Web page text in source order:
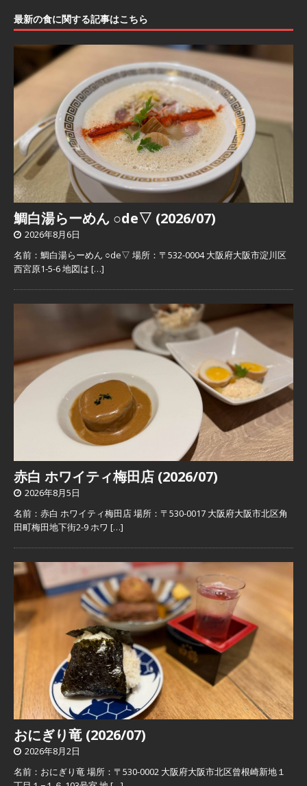
最新の食に関する記事はこちら
鯛白湯らーめん ○de▽ (2026/07)
2026年8月6日
名前：鯛白湯らーめん ○de▽ 場所：〒532-0004 大阪府大阪市淀川区
西宮原1-5-6 地図は […]
赤白 ホワイティ梅田店 (2026/07)
2026年8月5日
名前：赤白 ホワイティ梅田店 場所：〒530-0017 大阪府大阪市北区角
田町梅田地下街2-9 ホワ […]
おにぎり竜 (2026/07)
2026年8月2日
名前：おにぎり竜 場所：〒530-0002 大阪府大阪市北区曾根崎新地１